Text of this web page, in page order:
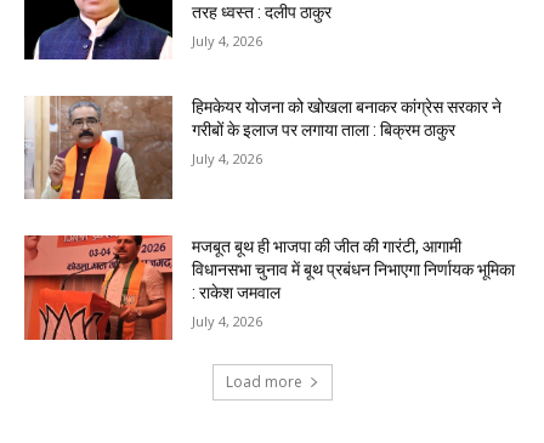
तरह ध्वस्त : दलीप ठाकुर
July 4, 2026
हिमकेयर योजना को खोखला बनाकर कांग्रेस सरकार ने
गरीबों के इलाज पर लगाया ताला : बिक्रम ठाकुर
July 4, 2026
मजबूत बूथ ही भाजपा की जीत की गारंटी, आगामी
विधानसभा चुनाव में बूथ प्रबंधन निभाएगा निर्णायक भूमिका
: राकेश जमवाल
July 4, 2026
Load more